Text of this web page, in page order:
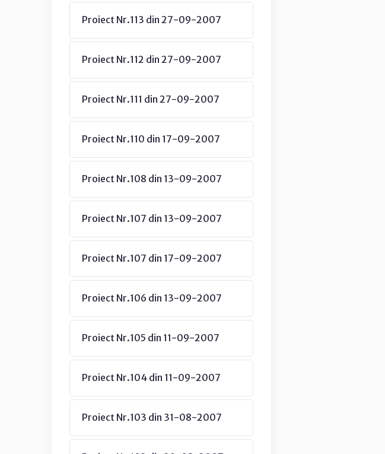
Proiect Nr.113 din 27-09-2007
Proiect Nr.112 din 27-09-2007
Proiect Nr.111 din 27-09-2007
Proiect Nr.110 din 17-09-2007
Proiect Nr.108 din 13-09-2007
Proiect Nr.107 din 13-09-2007
Proiect Nr.107 din 17-09-2007
Proiect Nr.106 din 13-09-2007
Proiect Nr.105 din 11-09-2007
Proiect Nr.104 din 11-09-2007
Proiect Nr.103 din 31-08-2007